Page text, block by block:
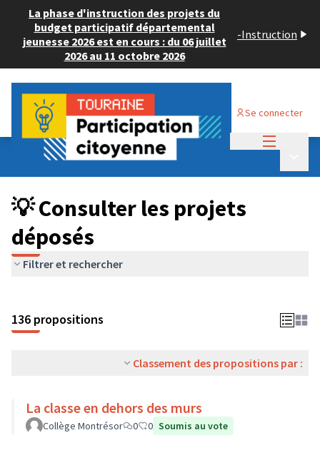
La phase d'instruction des projets du
budget participatif départemental
jeunesse 2026 est en cours : du 06 juillet
2026 au 11 octobre 2026
-Instruction
Se connecter
Budget Participatif JEUNESSE 2024
💡 Consulter les projets déposés
💡 Consulter les projets
déposés
Filtrer et rechercher
136 propositions
Classement des propositions par :
La classe en dehors des murs
Collège Montrésor 0 0 Soumis au vote